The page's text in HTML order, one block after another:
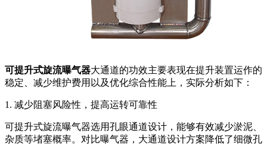
可提升式旋流曝气器大通道的功效主要表现在提升装置运作的
稳定、减少维护费用以及优化综合性能上，实际分析如下：
1. 减少阻塞风险性，提高运转可靠性
可提升式旋流曝气器选用孔眼通道设计，能够有效减少淤泥、
杂质等堵塞概率。对比曝气器，大通道设计方案降低了细微孔